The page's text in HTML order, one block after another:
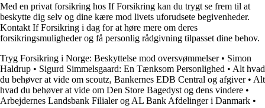
Med en privat forsikring hos If Forsikring kan du trygt se frem til at
beskytte dig selv og dine kære mod livets uforudsete begivenheder.
Kontakt If Forsikring i dag for at høre mere om deres
forsikringsmuligheder og få personlig rådgivning tilpasset dine behov.
Tryg Forsikring i Norge: Beskyttelse mod oversvømmelser• Simon
Haldrup • Sigurd Simmelsgaard: En Tænksom Personlighed • Alt hvad
du behøver at vide om scoutz, Bankernes EDB Central og afgiver• Alt
hvad du behøver at vide om Den Store Bagedyst og dens vindere •
Arbejdernes Landsbank Filialer og AL Bank Afdelinger i Danmark •